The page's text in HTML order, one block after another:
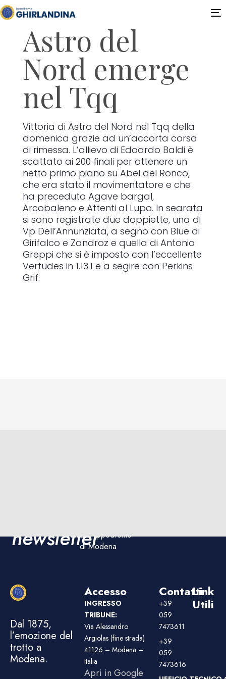
Astro del
Nord emerge
nel Tqq
Vittoria di Astro del Nord nel Tqq della
domenica grazie ad un’accorta corsa
di rimessa. L’allievo di Edoardo Baldi è
scattato ai 200 finali per ottenere un
netto primo piano su Abel del Ronco,
che era stato il movimentatore e che
ha preceduto Agave bargal,
Arcobaleno e Attenti al Lupo. In searata
si sono registrate due doppiette, una di
Vp Dell’Annunziata, a segno con Blue di
Girifalco e Zandroz e quella di Antonio
Greppi che si è imposto con l’eccellente
Vertudes in 1.13.1 e a segire con Perkins
Grif.
newsletterdell'Ippodromo
di Modena
Dal 1875,
l’emozione del
trotto a
Modena.
Accesso
INGRESSO
TRIBUNE:
Via Alessandro
Argiolas (fine strada)
41126 – Modena –
Italia
Apri in Google
Contatti
+39
059
7473611
+39
059
7473616
Link
Utili